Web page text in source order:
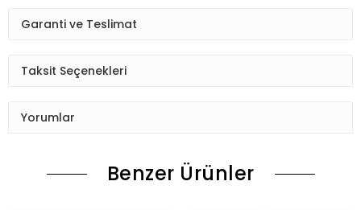
Garanti ve Teslimat
Taksit Seçenekleri
Yorumlar
Benzer Ürünler